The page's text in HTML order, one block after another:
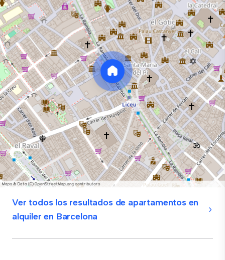
Ver todos los resultados de apartamentos en
alquiler en Barcelona